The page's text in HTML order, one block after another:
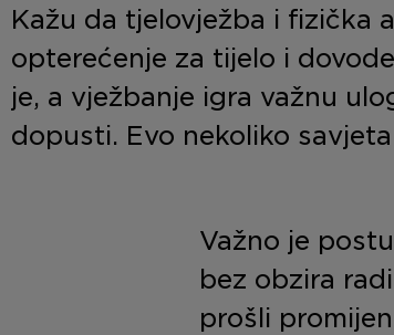
Kažu da tjelovježba i fizička
opterećenje za tijelo i
je, a vježbanje igra važnu
dopusti. Evo nekoliko
Važno je
bez obzira
prošli